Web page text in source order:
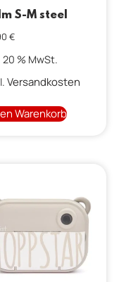
S-M steel
€
20 % MwSt.
Versandkosten
Warenkorb